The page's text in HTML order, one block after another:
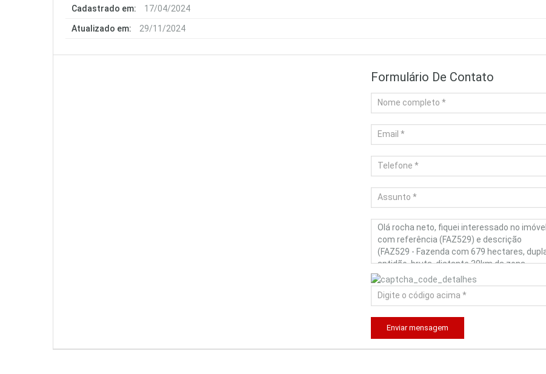
Cadastrado em: 17/04/2024
Atualizado em: 29/11/2024
Formulário De Contato
Enviar mensagem